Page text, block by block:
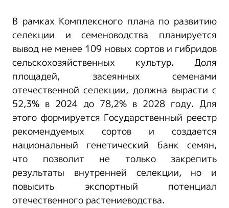
В рамках Комплексного плана по развитию
селекции и семеноводства планируется
вывод не менее 109 новых сортов и гибридов
сельскохозяйственных культур. Доля
площадей, засеянных семенами
отечественной селекции, должна вырасти с
52,3% в 2024 до 78,2% в 2028 году. Для
этого формируется Государственный реестр
рекомендуемых сортов и создается
национальный генетический банк семян,
что позволит не только закрепить
результаты внутренней селекции, но и
повысить экспортный потенциал
отечественного растениеводства.